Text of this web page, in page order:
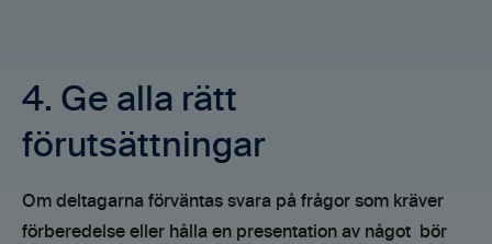
4. Ge alla rätt
förutsättningar
Om deltagarna förväntas svara på frågor som kräver
förberedelse eller hålla en presentation av något bör